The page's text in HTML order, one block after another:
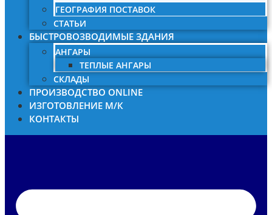
ГЕОГРАФИЯ ПОСТАВОК
СТАТЬИ
БЫСТРОВОЗВОДИМЫЕ ЗДАНИЯ
АНГАРЫ
ТЕПЛЫЕ АНГАРЫ
СКЛАДЫ
ПРОИЗВОДСТВО ONLINE
ИЗГОТОВЛЕНИЕ М/К
КОНТАКТЫ